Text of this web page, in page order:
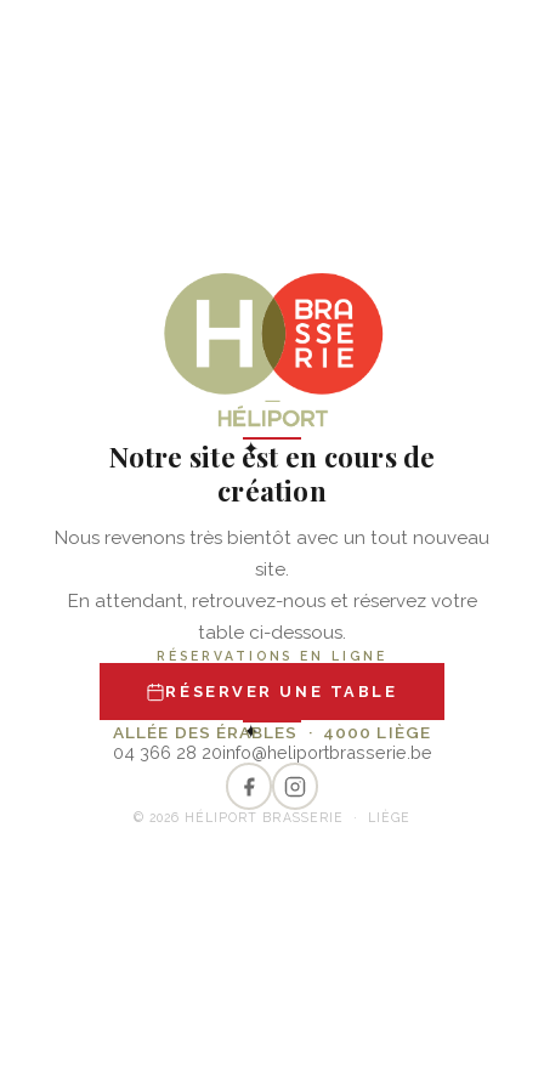
✦
Notre site est en cours de
création
Nous revenons très bientôt avec un tout nouveau
site.
En attendant, retrouvez-nous et réservez votre
table ci-dessous.
RÉSERVATIONS EN LIGNE
RÉSERVER UNE TABLE
✦
ALLÉE DES ÉRABLES · 4000 LIÈGE
04 366 28 20info@heliportbrasserie.be
© 2026 HÉLIPORT BRASSERIE · LIÈGE